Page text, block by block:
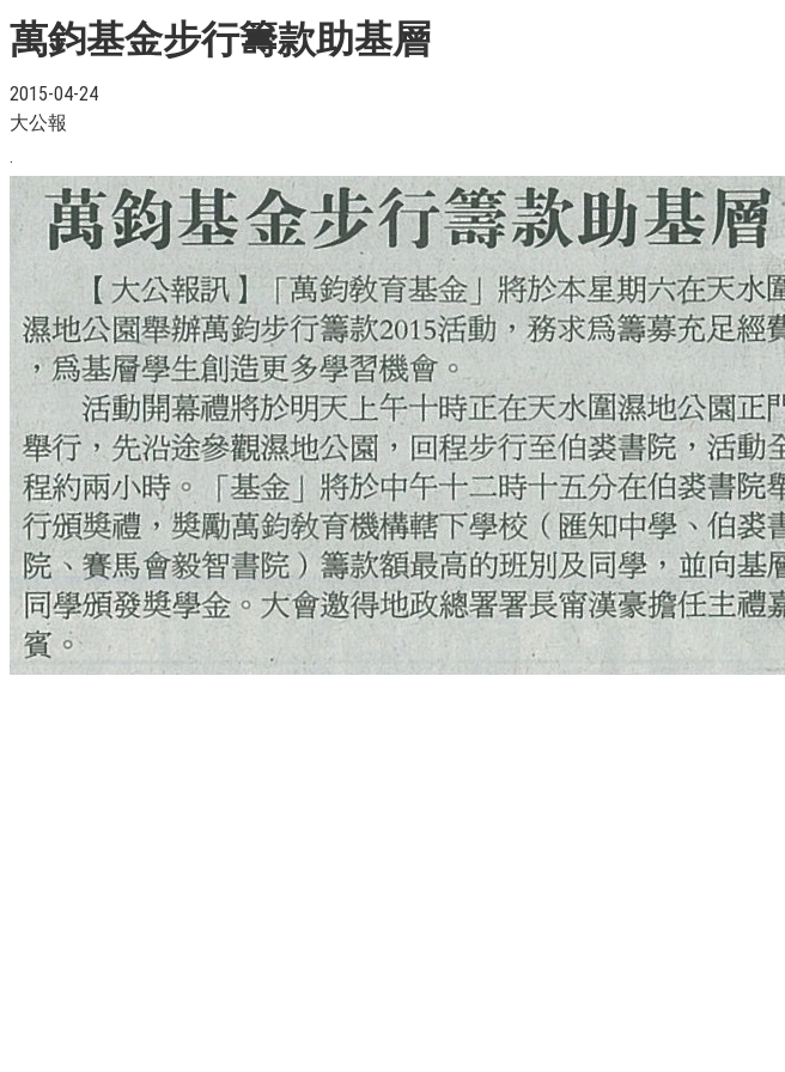
萬鈞基金步行籌款助基層
2015-04-24
大公報
.